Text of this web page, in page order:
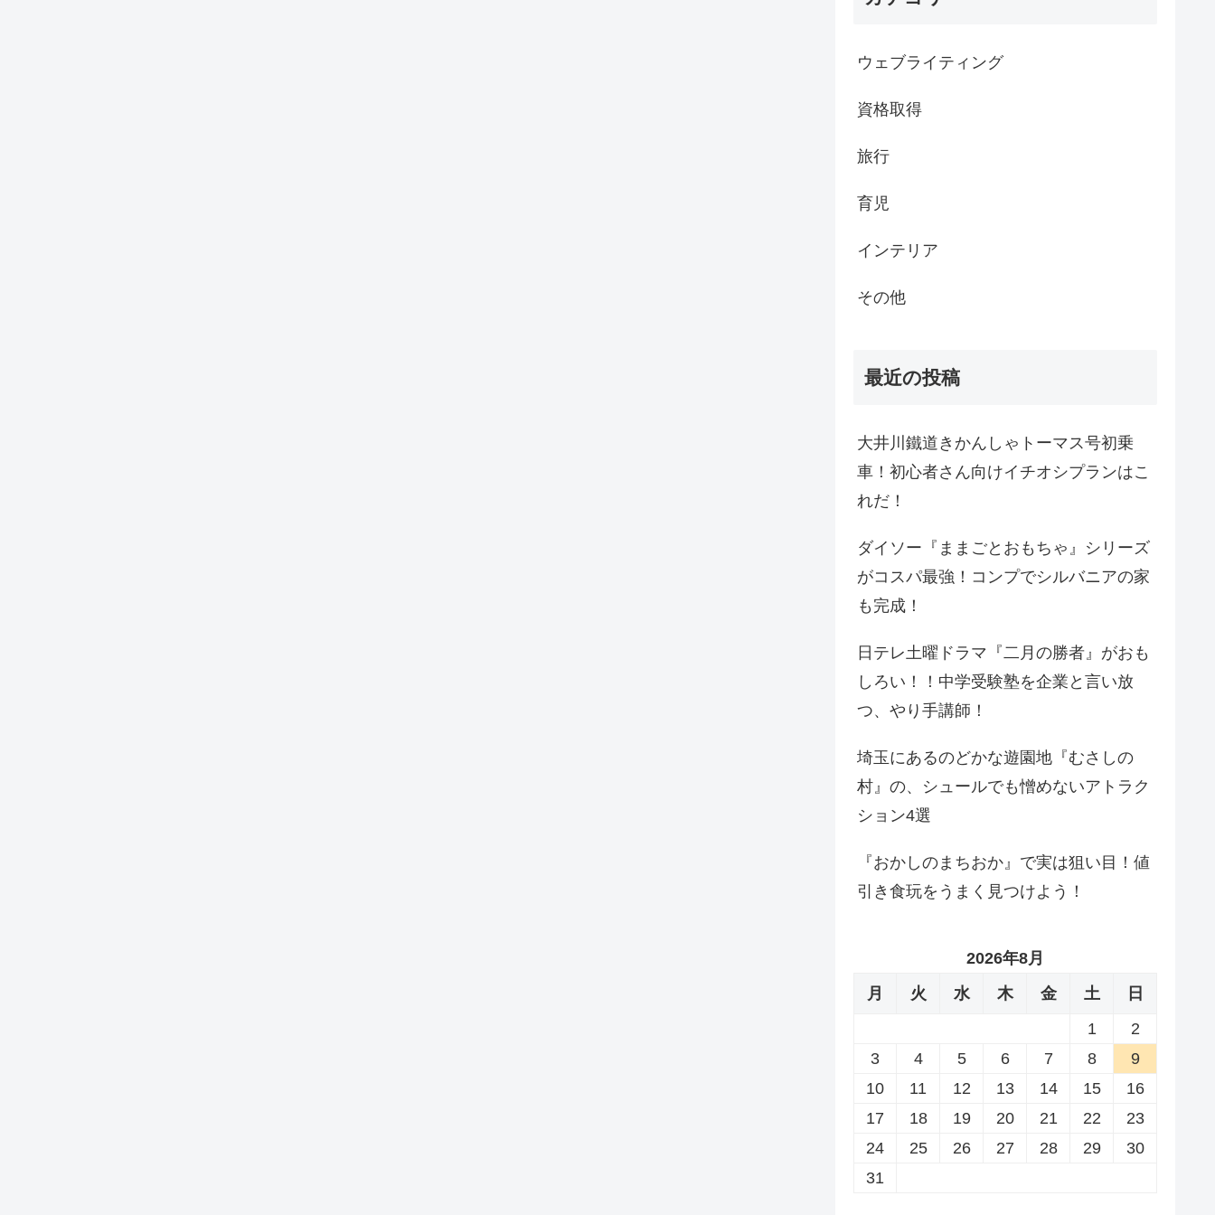
ウェブライティング
資格取得
旅行
育児
インテリア
その他
最近の投稿
大井川鐵道きかんしゃトーマス号初乗
車！初心者さん向けイチオシプランはこ
れだ！
ダイソー『ままごとおもちゃ』シリーズ
がコスパ最強！コンプでシルバニアの家
も完成！
日テレ土曜ドラマ『二月の勝者』がおも
しろい！！中学受験塾を企業と言い放
つ、やり手講師！
埼玉にあるのどかな遊園地『むさしの
村』の、シュールでも憎めないアトラク
ション4選
『おかしのまちおか』で実は狙い目！値
引き食玩をうまく見つけよう！
2026年8月
月
火 水 木 金 土
日
1
2
3
4 5 6 7 8
9
10
11 12 13 14 15
16
17
18 19 20 21 22
23
24
25 26 27 28 29
30
31